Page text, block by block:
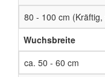
80 - 100 cm
Wuchsbreite
ca. 50 - 60 cm